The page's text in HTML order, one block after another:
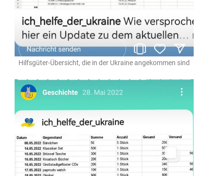
Hilfsgüter-Übersicht, die in der Ukraine angekommen sind